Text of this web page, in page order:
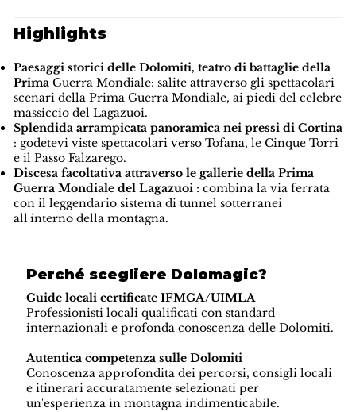
Highlights
Paesaggi storici delle Dolomiti, teatro di battaglie della
PrimaGuerra Mondiale: salite attraverso gli spettacolari
scenari della Prima Guerra Mondiale, ai piedi del celebre
massiccio del Lagazuoi.
Splendida arrampicata panoramica nei pressi di Cortina
: godetevi viste spettacolari verso Tofana, le Cinque Torri
e il Passo Falzarego.
Discesa facoltativa attraverso le gallerie della Prima
Guerra Mondiale del Lagazuoi: combina la via ferrata
con il leggendario sistema di tunnel sotterranei
all'interno della montagna.
Perché scegliere Dolomagic?
Guide locali certificate IFMGA/UIMLA
Professionisti locali qualificati con standard
internazionali e profonda conoscenza delle Dolomiti.
Autentica competenza sulle Dolomiti
Conoscenza approfondita dei percorsi, consigli locali
e itinerari accuratamente selezionati per
un'esperienza in montagna indimenticabile.